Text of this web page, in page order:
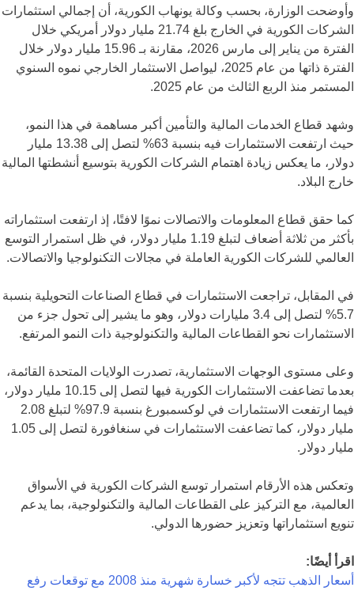
وأوضحت الوزارة، بحسب وكالة يونهاب الكورية، أن إجمالي استثمارات
الشركات الكورية في الخارج بلغ 21.74 مليار دولار أمريكي خلال
الفترة من يناير إلى مارس 2026، مقارنة بـ 15.96 مليار دولار خلال
الفترة ذاتها من عام 2025، ليواصل الاستثمار الخارجي نموه السنوي
المستمر منذ الربع الثالث من عام 2025.
وشهد قطاع الخدمات المالية والتأمين أكبر مساهمة في هذا النمو،
حيث ارتفعت الاستثمارات فيه بنسبة 63% لتصل إلى 13.38 مليار
دولار، ما يعكس زيادة اهتمام الشركات الكورية بتوسيع أنشطتها المالية
خارج البلاد.
كما حقق قطاع المعلومات والاتصالات نموًا لافتًا، إذ ارتفعت استثماراته
بأكثر من ثلاثة أضعاف لتبلغ 1.19 مليار دولار، في ظل استمرار التوسع
العالمي للشركات الكورية العاملة في مجالات التكنولوجيا والاتصالات.
في المقابل، تراجعت الاستثمارات في قطاع الصناعات التحويلية بنسبة
5.7% لتصل إلى 3.4 مليارات دولار، وهو ما يشير إلى تحول جزء من
الاستثمارات نحو القطاعات المالية والتكنولوجية ذات النمو المرتفع.
وعلى مستوى الوجهات الاستثمارية، تصدرت الولايات المتحدة القائمة،
بعدما تضاعفت الاستثمارات الكورية فيها لتصل إلى 10.15 مليار دولار،
فيما ارتفعت الاستثمارات في لوكسمبورغ بنسبة 97.9% لتبلغ 2.08
مليار دولار، كما تضاعفت الاستثمارات في سنغافورة لتصل إلى 1.05
مليار دولار.
وتعكس هذه الأرقام استمرار توسع الشركات الكورية في الأسواق
العالمية، مع التركيز على القطاعات المالية والتكنولوجية، بما يدعم
تنويع استثماراتها وتعزيز حضورها الدولي.
اقرأ أيضًا:
أسعار الذهب تتجه لأكبر خسارة شهرية منذ 2008 مع توقعات رفع